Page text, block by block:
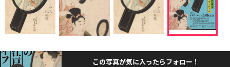
この写真が気に入ったらフォロー！